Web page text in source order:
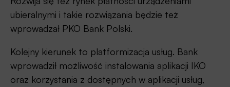
ubieralnymi i takie rozwiązania będzie też
wprowadzał PKO Bank Polski.
Kolejny kierunek to platformizacja usług. Bank
wprowadził możliwość instalowania aplikacji IKO
oraz korzystania z dostępnych w aplikacji usług,